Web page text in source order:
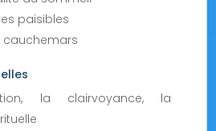
paisibles
cauchemars
la clairvoyance, la